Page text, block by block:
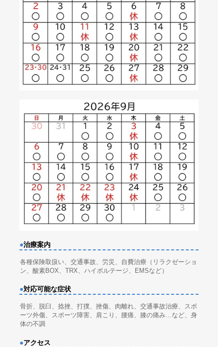
●治療案内
各種保険取扱い、交通事故、労災、自費治療（リラクゼーショ
ン、酸素BOX、TRX、ハイボルテージ、EMSなど）
●対応可能な症状
骨折、脱臼、捻挫、打撲、挫傷、肉離れ、交通事故治療、スポ
ーツ外傷、スポーツ障害、肩こり、腰痛、膝の痛み…など、身
体の不調
●アクセス